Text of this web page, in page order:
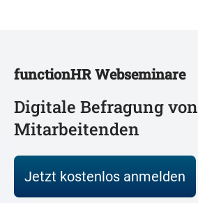
functionHR Webseminare
Digitale Befragung von
Mitarbeitenden
Jetzt kostenlos anmelden